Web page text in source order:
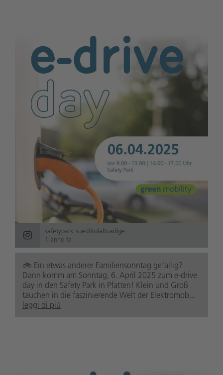
safetypark.suedtirolaltoadige
1 anno fa
🚲️ Ein etwas anderer Familiensonntag gefällig?
Dann komm am Sonntag, 6. April 2025 zum e-drive
day in den Safety Park in Pfatten! Klein und Groß
tauchen in die faszinierende Welt der Elektromob...
leggi di più